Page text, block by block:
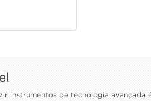
instrumentos de tecnologia avançada